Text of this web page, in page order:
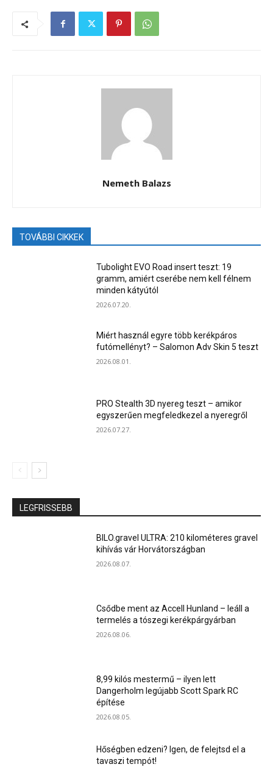
Nemeth Balazs
TOVÁBBI CIKKEK
Tubolight EVO Road insert teszt: 19
gramm, amiért cserébe nem kell félnem
minden kátyútól
2026.07.20.
Miért használ egyre több kerékpáros
futómellényt? – Salomon Adv Skin 5 teszt
2026.08.01.
PRO Stealth 3D nyereg teszt – amikor
egyszerűen megfeledkezel a nyeregről
2026.07.27.
LEGFRISSEBB
BILO.gravel ULTRA: 210 kilométeres gravel
kihívás vár Horvátországban
2026.08.07.
Csődbe ment az Accell Hunland – leáll a
termelés a tószegi kerékpárgyárban
2026.08.06.
8,99 kilós mestermű – ilyen lett
Dangerholm legújabb Scott Spark RC
építése
2026.08.05.
Hőségben edzeni? Igen, de felejtsd el a
tavaszi tempót!